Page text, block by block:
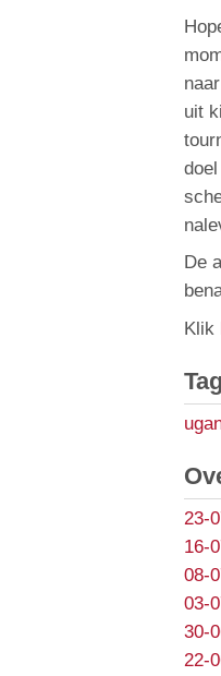
uit
De
Klik
23-
16-
08-
03-
30-
22-